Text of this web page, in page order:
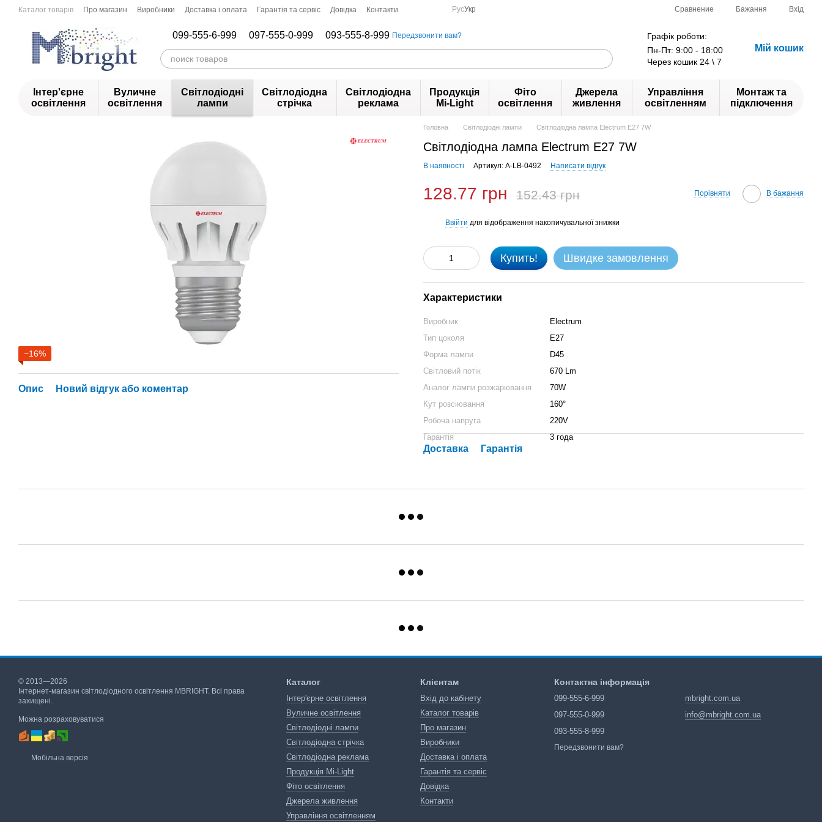
Перейти до основного контенту
Каталог товарів Про магазин Виробники Доставка і оплата Гарантія та сервіс Довідка Контакти РусУкр Сравнение Бажання Вхід
099-555-6-999 097-555-0-999 093-555-8-999 Передзвонити вам?
Графік роботи:
Пн-Пт: 9:00 - 18:00
Через кошик 24 \ 7
Мій кошик
Інтер'єрне
освітлення
Вуличне
освітлення
Світлодіодні
лампи
Світлодіодна
стрічка
Світлодіодна
реклама
Продукція
Mi-Light
Фіто
освітлення
Джерела
живлення
Управління
освітленням
Монтаж та
підключення
−16%
Опис Новий відгук або коментар
Головна Світлодіодні лампи Світлодіодна лампа Electrum Е27 7W
Світлодіодна лампа Electrum Е27 7W
В наявності Артикул: A-LB-0492 Написати відгук
128.77 грн 152.43 грн Порівняти В бажання
Ввійти для відображення накопичувальної знижки
Купить! Швидке замовлення
Характеристики
Виробник
Electrum
Тип цоколя
Е27
Форма лампи
D45
Світловий потік
670 Lm
Аналог лампи розжарювання
70W
Кут розсіювання
160°
Робоча напруга
220V
Гарантія
3 года
Доставка Гарантія
© 2013—2026
Інтернет-магазин світлодіодного освітлення MBRIGHT. Всі права
захищені.
Можна розраховуватися
Мобільна версія
Каталог
Інтер'єрне освітлення
Вуличне освітлення
Світлодіодні лампи
Світлодіодна стрічка
Світлодіодна реклама
Продукція Mi-Light
Фіто освітлення
Джерела живлення
Управління освітленням
Клієнтам
Вхід до кабінету
Каталог товарів
Про магазин
Виробники
Доставка і оплата
Гарантія та сервіс
Довідка
Контакти
Контактна інформація
099-555-6-999
097-555-0-999
093-555-8-999
Передзвонити вам?
mbright.com.ua
info@mbright.com.ua